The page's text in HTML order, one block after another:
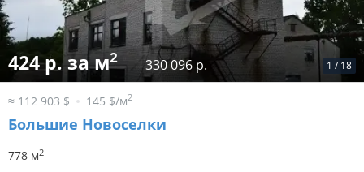
1 / 18
424 р. за м2 330 096 р.
≈ 112 903 $ 145 $/м2
Большие Новоселки
778 м2